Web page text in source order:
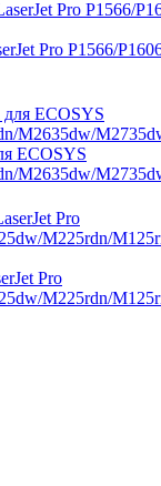
Pro P1566/
ECOSYS
M2635dw/
Pro
M225rdn/